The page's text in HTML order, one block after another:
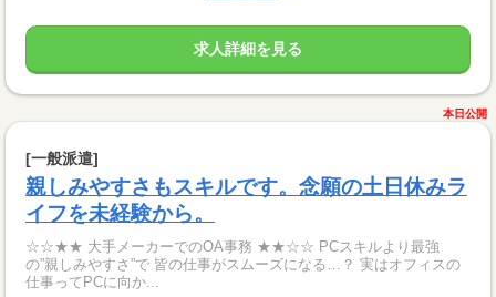
求人詳細を見る
本日公開
[一般派遣]
親しみやすさもスキルです。念願の土日休みラ
イフを未経験から。
☆☆★★ 大手メーカーでのOA事務 ★★☆☆ PCスキルより最強
の”親しみやすさ”で 皆の仕事がスムーズになる…？ 実はオフィスの
仕事ってPCに向か...